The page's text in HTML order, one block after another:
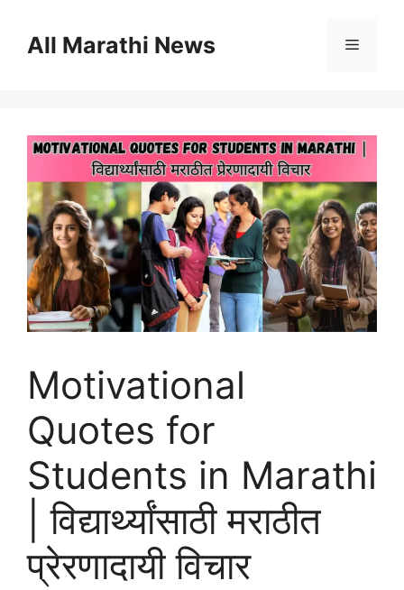
contentAll Marathi News Menu
Motivational
Quotes for
Students in Marathi
| विद्यार्थ्यांसाठी मराठीत
प्रेरणादायी विचार